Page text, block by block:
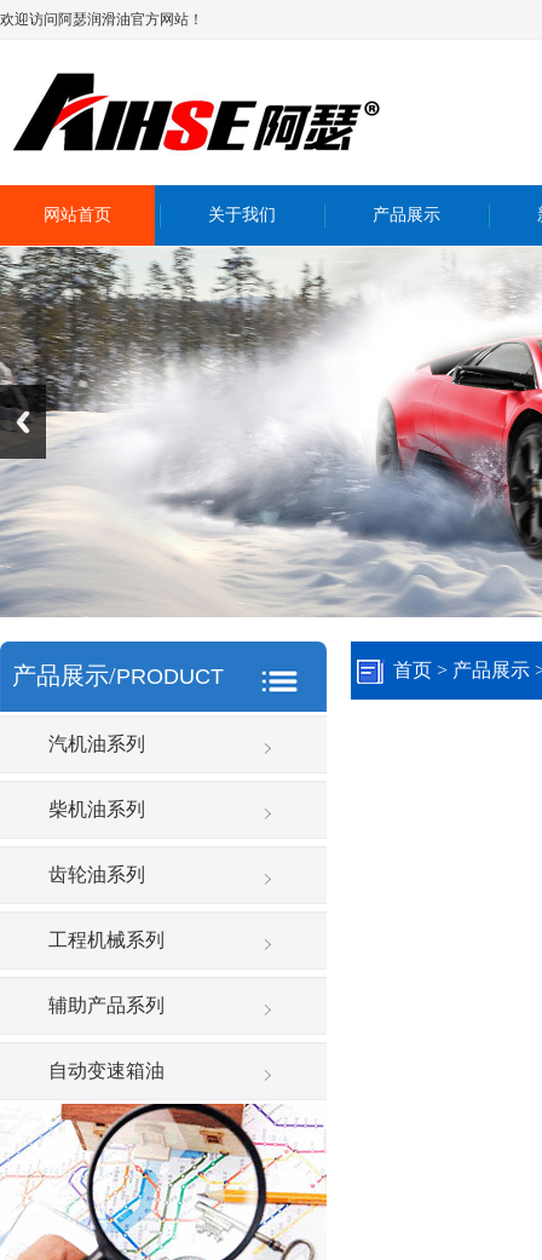
欢迎访问阿瑟润滑油官方网站！
网站首页 关于我们 产品展示
产品展示/PRODUCT
汽机油系列
柴机油系列
齿轮油系列
工程机械系列
辅助产品系列
自动变速箱油
首页 > 产品展示